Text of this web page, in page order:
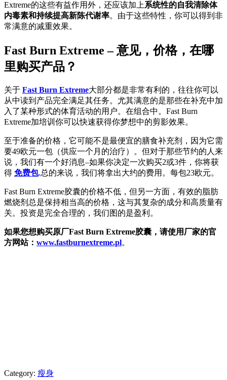
Extreme的这些有益作用外，还应该加上系统性的自我清除体
内毒素和持续提高新陈代谢率。由于这些特性，你可以得到非
常满意的减重效果。
Fast Burn Extreme – 意见，价格，在哪
里购买产品？
关于 Fast Burn Extreme大部分都是非常有利的，往往你可以
从中读到产品完全满足其任务。尤其满意的是那些在补充中加
入了某种形式的体育活动的用户。在组合中。Fast Burn
Extreme加培训你可以快速获得你梦想中的剪影效果。
至于准备的价格，它可能不是最便宜的膳食补充剂，因为它需
要49欧元一包（供应一个月的治疗）。但对于那些节约的人来
说，我们有一个好消息–如果你决定一次购买2或3件，你将获
得 免费包.总的来说，我们将拿出大约的费用。每包23欧元。
Fast Burn Extreme胶囊的价格不低，但另一方面，有效的脂肪
燃烧剂总是保持相当高的价格，这与其复杂的成分和高质量有
关。投资是完全合理的，我们图的是盈利。
如果您想购买原厂Fast Burn Extreme胶囊，请使用厂家的官
方网站： www.fastburnextreme.pl。
Category: 瘦身